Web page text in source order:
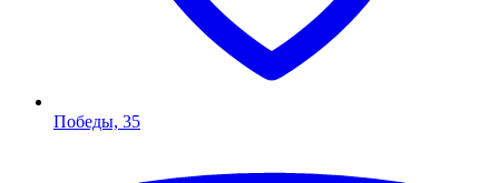
Победы, 35